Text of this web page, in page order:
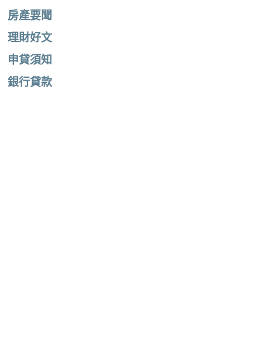
房產要聞
理財好文
申貸須知
銀行貸款